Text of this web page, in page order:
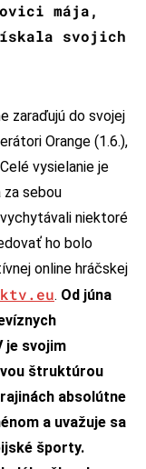
mája,
svojich
zaraďujú do svojej
Orange (1.6.),
vysielanie je
za sebou
niektoré
ho bolo
online hráčskej
. Od júna
je svojim
štruktúrou
absolútne
a uvažuje sa
športy.